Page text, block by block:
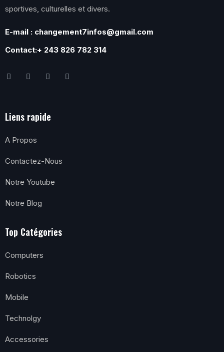
sportives, culturelles et divers.
E-mail : changement7infos@gmail.com
Contact:+ 243 826 782 314
Liens rapide
A Propos
Contactez-Nous
Notre Youtube
Notre Blog
Top Catégories
Computers
Robotics
Mobile
Technolgy
Accessories